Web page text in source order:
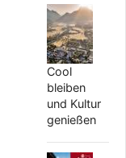
Cool
bleiben
und Kultur
genießen